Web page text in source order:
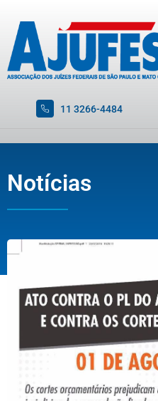
11 3266-4484
Notícias